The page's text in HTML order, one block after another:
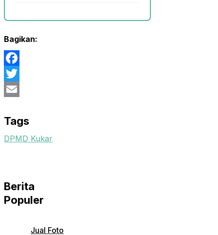
Bagikan:
Facebook
Twitter
Tags
DPMD Kukar
Berita
Populer
Jual Foto